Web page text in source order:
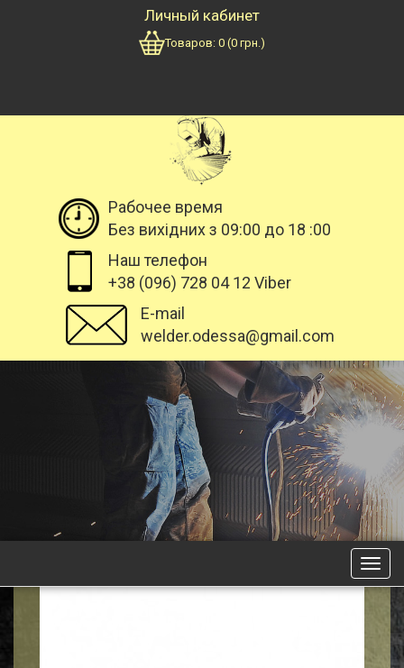
Личный кабинет
Товаров: 0 (0 грн.)
Рабочее время
Без вихідних з 09:00 до 18 :00
Наш телефон
+38 (096) 728 04 12 Viber
E-mail
welder.odessa@gmail.com